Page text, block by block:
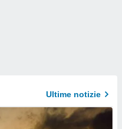
Ultime notizie